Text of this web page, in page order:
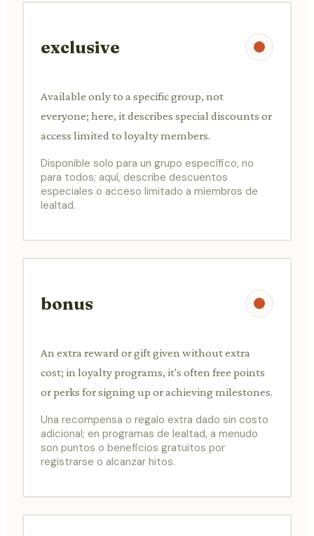
exclusive
Available only to a specific group, not
everyone; here, it describes special discounts or
access limited to loyalty members.
Disponible solo para un grupo específico, no
para todos; aquí, describe descuentos
especiales o acceso limitado a miembros de
lealtad.
bonus
An extra reward or gift given without extra
cost; in loyalty programs, it's often free points
or perks for signing up or achieving milestones.
Una recompensa o regalo extra dado sin costo
adicional; en programas de lealtad, a menudo
son puntos o beneficios gratuitos por
registrarse o alcanzar hitos.